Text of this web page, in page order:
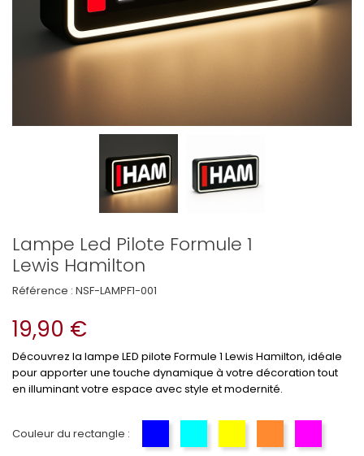
Lampe Led Pilote Formule 1
Lewis Hamilton
Référence : NSF-LAMPF1-001
19,90 €
Découvrez la lampe LED pilote Formule 1 Lewis Hamilton, idéale
pour apporter une touche dynamique à votre décoration tout
en illuminant votre espace avec style et modernité.
Couleur du rectangle :